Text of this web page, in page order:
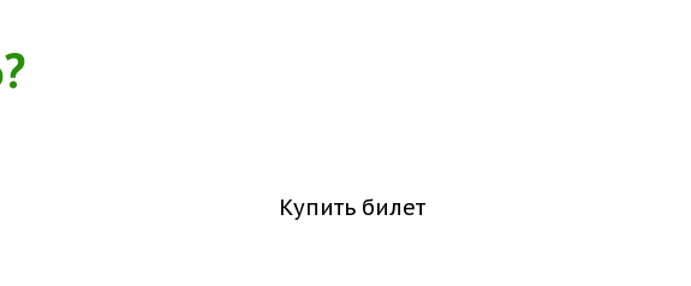
Купить билет